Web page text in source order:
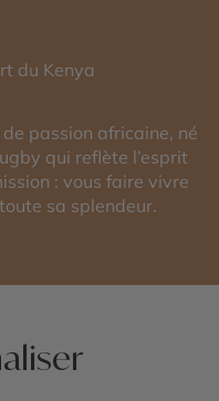
du Kenya
passion africaine, né
qui reflète l’esprit
: vous faire vivre
sa splendeur.